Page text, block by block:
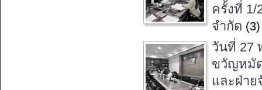
ครั้งที่
จำกัด (3)
วันที่ 27
ขวัญหมั
และฝ่า